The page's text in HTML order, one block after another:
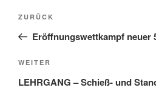
Beitragsnavigation
Vorheriger
Beitrag
ZURÜCK
Eröffnungswettkampf neuer
Nächster
Beitrag
WEITER
LEHRGANG – Schieß- und